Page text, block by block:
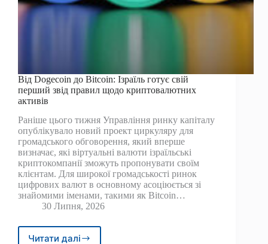
Від Dogecoin до Bitcoin: Ізраїль готує свій
перший звід правил щодо криптовалютних
активів
Раніше цього тижня Управління ринку капіталу
опублікувало новий проект циркуляру для
громадського обговорення, який вперше
визначає, які віртуальні валюти ізраїльські
криптокомпанії зможуть пропонувати своїм
клієнтам. Для широкої громадськості ринок
цифрових валют в основному асоціюється зі
знайомими іменами, такими як Bitcoin…
30 Липня, 2026
Читати далі